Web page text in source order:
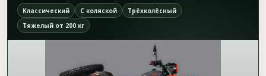
Классический С коляской
Трёхколёсный
Тяжелый от 200 кг